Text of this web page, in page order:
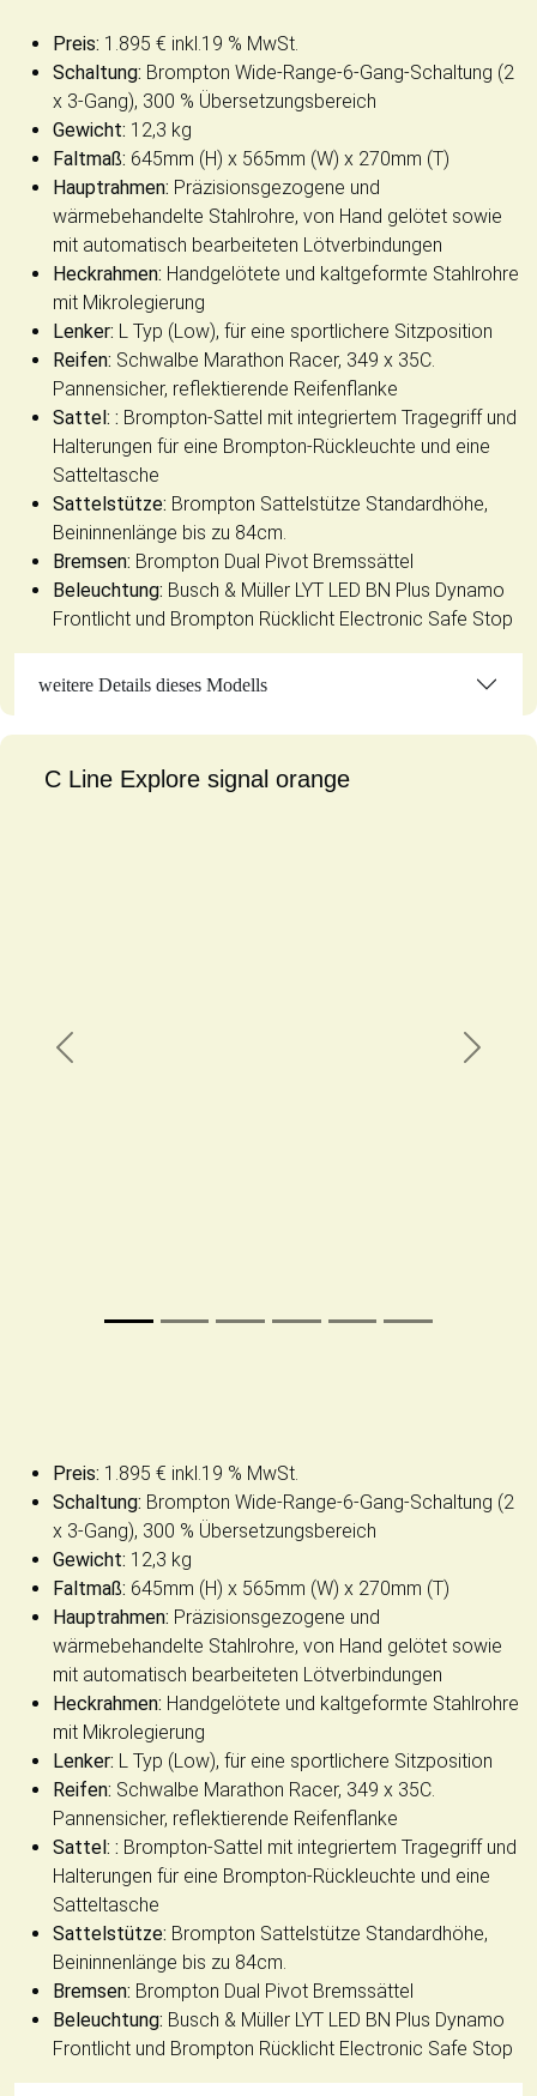
Preis: 1.895 € inkl.19 % MwSt.
Schaltung: Brompton Wide-Range-6-Gang-Schaltung (2
x 3-Gang), 300 % Übersetzungsbereich
Gewicht: 12,3 kg
Faltmaß: 645mm (H) x 565mm (W) x 270mm (T)
Hauptrahmen: Präzisionsgezogene und
wärmebehandelte Stahlrohre, von Hand gelötet sowie
mit automatisch bearbeiteten Lötverbindungen
Heckrahmen: Handgelötete und kaltgeformte Stahlrohre
mit Mikrolegierung
Lenker: L Typ (Low), für eine sportlichere Sitzposition
Reifen: Schwalbe Marathon Racer, 349 x 35C.
Pannensicher, reflektierende Reifenflanke
Sattel: : Brompton-Sattel mit integriertem Tragegriff und
Halterungen für eine Brompton-Rückleuchte und eine
Satteltasche
Sattelstütze: Brompton Sattelstütze Standardhöhe,
Beininnenlänge bis zu 84cm.
Bremsen: Brompton Dual Pivot Bremssättel
Beleuchtung: Busch & Müller LYT LED BN Plus Dynamo
Frontlicht und Brompton Rücklicht Electronic Safe Stop
weitere Details dieses Modells
C Line Explore signal orange
Previous Next
Preis: 1.895 € inkl.19 % MwSt.
Schaltung: Brompton Wide-Range-6-Gang-Schaltung (2
x 3-Gang), 300 % Übersetzungsbereich
Gewicht: 12,3 kg
Faltmaß: 645mm (H) x 565mm (W) x 270mm (T)
Hauptrahmen: Präzisionsgezogene und
wärmebehandelte Stahlrohre, von Hand gelötet sowie
mit automatisch bearbeiteten Lötverbindungen
Heckrahmen: Handgelötete und kaltgeformte Stahlrohre
mit Mikrolegierung
Lenker: L Typ (Low), für eine sportlichere Sitzposition
Reifen: Schwalbe Marathon Racer, 349 x 35C.
Pannensicher, reflektierende Reifenflanke
Sattel: : Brompton-Sattel mit integriertem Tragegriff und
Halterungen für eine Brompton-Rückleuchte und eine
Satteltasche
Sattelstütze: Brompton Sattelstütze Standardhöhe,
Beininnenlänge bis zu 84cm.
Bremsen: Brompton Dual Pivot Bremssättel
Beleuchtung: Busch & Müller LYT LED BN Plus Dynamo
Frontlicht und Brompton Rücklicht Electronic Safe Stop